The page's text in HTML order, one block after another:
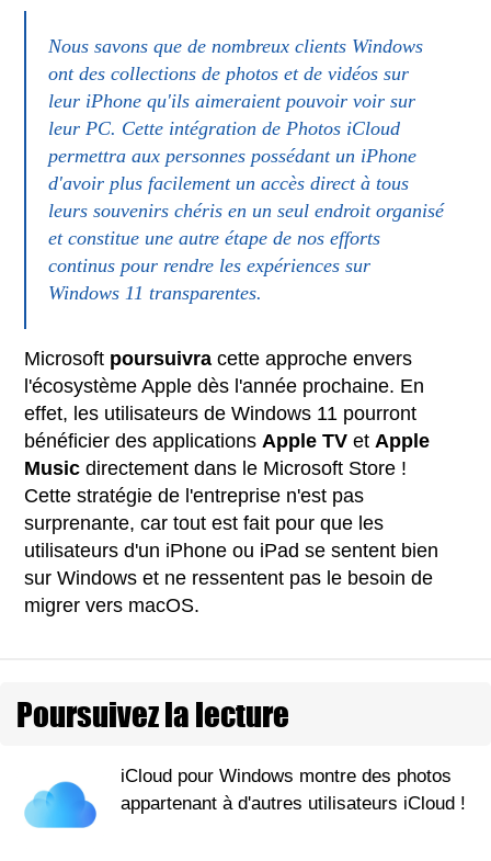
Nous savons que de nombreux clients Windows
ont des collections de photos et de vidéos sur
leur iPhone qu'ils aimeraient pouvoir voir sur
leur PC. Cette intégration de Photos iCloud
permettra aux personnes possédant un iPhone
d'avoir plus facilement un accès direct à tous
leurs souvenirs chéris en un seul endroit organisé
et constitue une autre étape de nos efforts
continus pour rendre les expériences sur
Windows 11 transparentes.
Microsoft poursuivra cette approche envers
l'écosystème Apple dès l'année prochaine. En
effet, les utilisateurs de Windows 11 pourront
bénéficier des applicationsApple TV etApple
Music directement dans le Microsoft Store !
Cette stratégie de l'entreprise n'est pas
surprenante, car tout est fait pour que les
utilisateurs d'un iPhone ou iPad se sentent bien
sur Windows et ne ressentent pas le besoin de
migrer vers macOS.
Poursuivez la lecture
iCloud pour Windows montre des photos
appartenant à d'autres utilisateurs iCloud !